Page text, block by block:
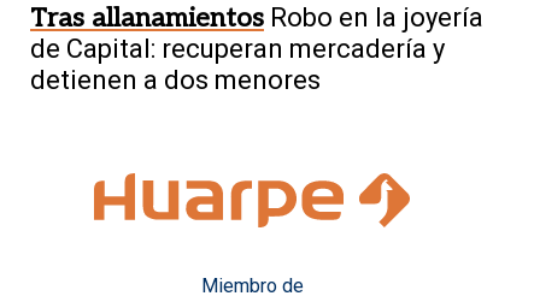
Tras allanamientos Robo en la joyería
de Capital: recuperan mercadería y
detienen a dos menores
Miembro de